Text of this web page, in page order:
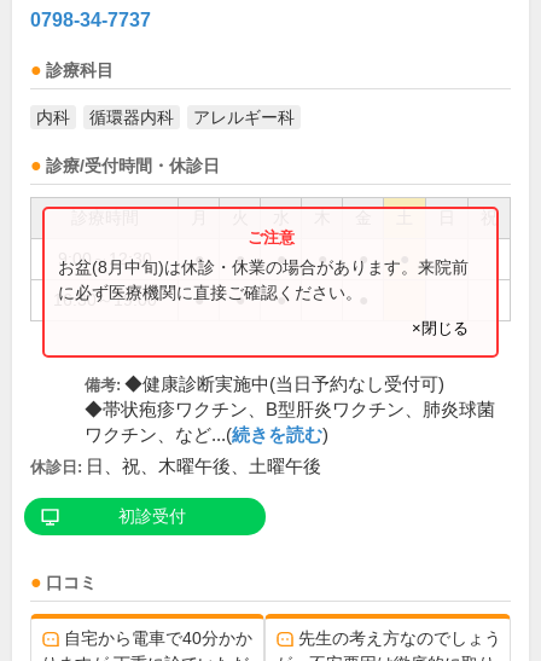
0798-34-7737
診療科目
内科 循環器内科 アレルギー科
診療/受付時間・休診日
祝
9:00～12:30 ● ● ● ● ●
16:30～19:00 ● ● ●
お盆(8月中旬)は休診・休業の場合があります。来院前
に必ず医療機関に直接ご確認ください。
×閉じる
備考: ◆健康診断実施中(当日予約なし受付可)
◆帯状疱疹ワクチン、B型肝炎ワクチン、肺炎球菌
ワクチン、など...(続きを読む)
休診日: 日、祝、木曜午後、土曜午後
初診受付
口コミ
自宅から電車で40分かか
先生の考え方なのでしょう